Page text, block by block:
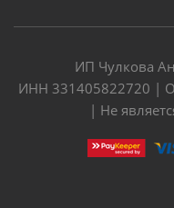
ИП Чулкова
ИНН 331405822720 |
| Не